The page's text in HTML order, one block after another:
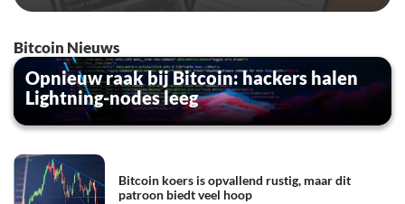
Bitcoin Nieuws
Opnieuw raak bij Bitcoin: hackers halen
Lightning-nodes leeg
Bitcoin koers is opvallend rustig, maar dit
patroon biedt veel hoop